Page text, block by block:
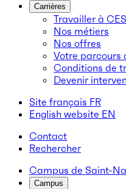
Carrières
Travailler à
Nos métiers
Nos offres
Votre parcours
Conditions de
Devenir
Site français FR
English website EN
Contact
Rechercher
Campus de Saint-
Campus